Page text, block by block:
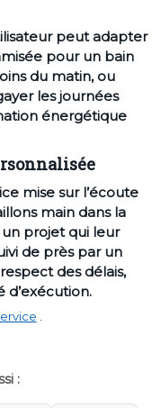
peut adapter
pour un bain
du matin, ou
les journées
énergétique
mise sur l’écoute
main dans la
projet qui leur
de près par un
des délais,
: